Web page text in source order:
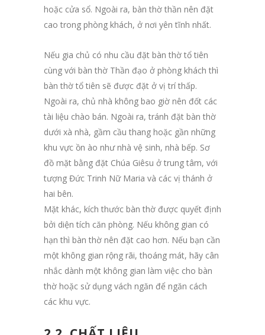
hoặc cửa sổ. Ngoài ra, bàn thờ thần nên đặt
cao trong phòng khách, ở nơi yên tĩnh nhất.
Nếu gia chủ có nhu cầu đặt bàn thờ tổ tiên
cùng với bàn thờ Thần đạo ở phòng khách thì
bàn thờ tổ tiên sẽ được đặt ở vị trí thấp.
Ngoài ra, chủ nhà không bao giờ nên đốt các
tài liệu chào bán. Ngoài ra, tránh đặt bàn thờ
dưới xà nhà, gầm cầu thang hoặc gần những
khu vực ồn ào như nhà vệ sinh, nhà bếp. Sơ
đồ mặt bằng đặt Chúa Giêsu ở trung tâm, với
tượng Đức Trinh Nữ Maria và các vị thánh ở
hai bên.
Mặt khác, kích thước bàn thờ được quyết định
bởi diện tích căn phòng. Nếu không gian có
hạn thì bàn thờ nên đặt cao hơn. Nếu bạn cần
một không gian rộng rãi, thoáng mát, hãy cân
nhắc dành một không gian làm việc cho bàn
thờ hoặc sử dụng vách ngăn để ngăn cách
các khu vực.